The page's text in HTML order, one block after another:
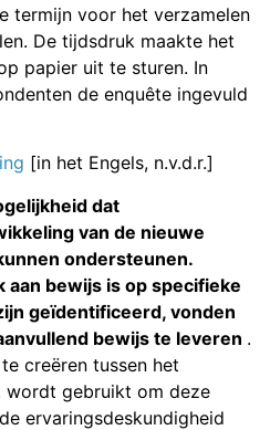
termijn voor het verzamelen
De tijdsdruk maakte het
papier uit te sturen. In
de enquête ingevuld
[in het Engels, n.v.d.r.]
dat
van de nieuwe
ondersteunen.
aan bewijs is op specifieke
geïdentificeerd, vonden
bewijs te leveren .
creëren tussen het
wordt gebruikt om deze
ervaringsdeskundigheid